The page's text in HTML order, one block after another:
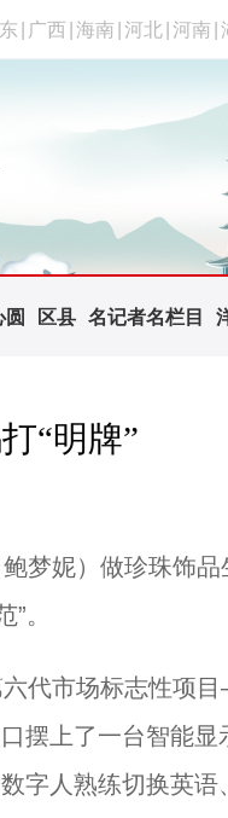
广西 海南 河北 河南
圆 区县 名记者名栏目
“明牌”
妮）做珍珠饰品
。
代市场标志性项
摆上了一台智能显
字人熟练切换英